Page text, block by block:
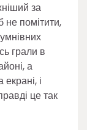
за
не помітити,
грали в
а
і
це так